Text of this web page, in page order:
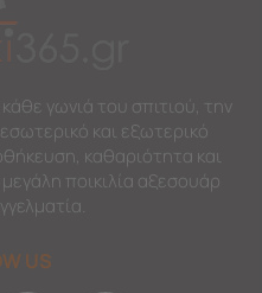
γωνιά του σπιτιού, την
και εξωτερικό
καθαριότητα και
ποικιλία αξεσουάρ
US